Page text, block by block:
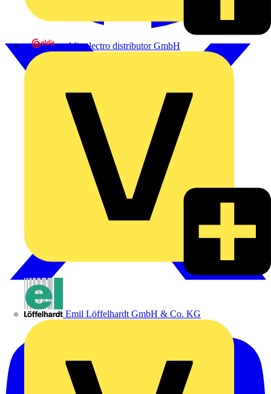
eldis electro distributor GmbH
Emil Löffelhardt GmbH & Co. KG